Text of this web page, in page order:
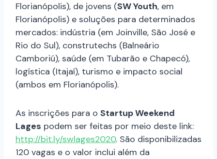
Florianópolis), de jovens (SW Youth, em
Florianópolis) e soluções para determinados
mercados: indústria (em Joinville, São José e
Rio do Sul), construtechs (Balneário
Camboriú), saúde (em Tubarão e Chapecó),
logística (Itajaí), turismo e impacto social
(ambos em Florianópolis).
As inscrições para o Startup Weekend
Lages podem ser feitas por meio deste link:
http://bit.ly/swlages2020. São disponibilizadas
120 vagas e o valor inclui além da